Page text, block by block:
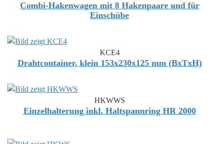
Combi-Hakenwagen mit 8 Hakenpaare und für
Einschübe
KCE4
Drahtcontainer, klein 153x230x125 mm (BxTxH)
HKWWS
Einzelhalterung inkl. Haltspannring HR 2000